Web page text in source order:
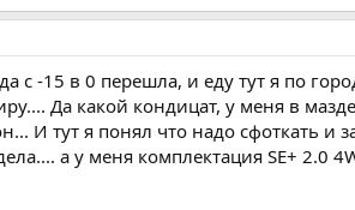
с -15 в 0 перешла, и еду тут я по
Да какой кондицат, у меня в
И тут я понял что надо сфоткать и
а у меня комплектация SE+ 2.0